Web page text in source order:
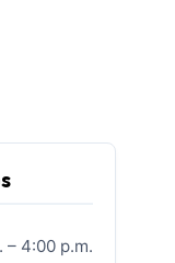
– 4:00 p.m.